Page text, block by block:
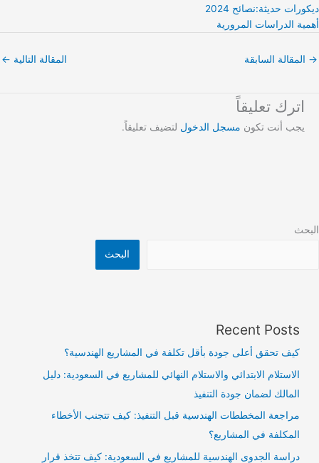
ديكورات حديثة:نصائح 2024
أهمية الدراسات المرورية
→ المقالة السابقة المقالة التالية ←
اترك تعليقاً
يجب أنت تكون مسجل الدخول لتضيف تعليقاً.
البحث
البحث
Recent Posts
كيف تحقق أعلى جودة بأقل تكلفة في المشاريع الهندسية؟
الاستلام الابتدائي والاستلام النهائي للمشاريع في السعودية: دليل
المالك لضمان جودة التنفيذ
مراجعة المخططات الهندسية قبل التنفيذ: كيف تتجنب الأخطاء
المكلفة في المشاريع؟
دراسة الجدوى الهندسية للمشاريع في السعودية: كيف تتخذ قرار